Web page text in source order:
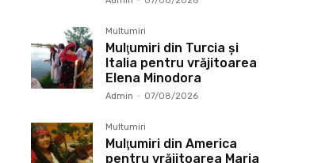
Multumiri
Mulţumiri din Turcia și
Italia pentru vrăjitoarea
Elena Minodora
Admin - 07/08/2026
Multumiri
Mulţumiri din America
pentru vrăjitoarea Maria